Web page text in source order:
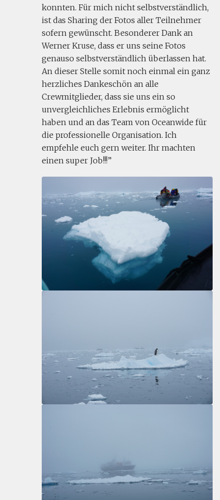
konnten. Für mich nicht selbstverständlich,
ist das Sharing der Fotos aller Teilnehmer
sofern gewünscht. Besonderer Dank an
Werner Kruse, dass er uns seine Fotos
genauso selbstverständlich überlassen hat.
An dieser Stelle somit noch einmal ein ganz
herzliches Dankeschön an alle
Crewmitglieder, dass sie uns ein so
unvergleichliches Erlebnis ermöglicht
haben und an das Team von Oceanwide für
die professionelle Organisation. Ich
empfehle euch gern weiter. Ihr machten
einen super Job!!!